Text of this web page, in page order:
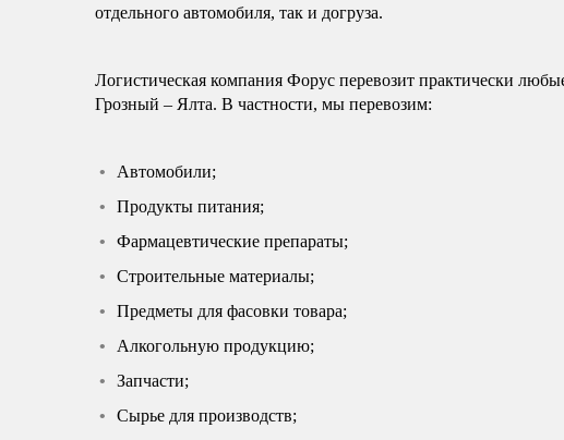
отдельного автомобиля, так и догруза.
Логистическая компания Форус перевозит практически
Грозный – Ялта. В частности, мы перевозим:
Автомобили;
Продукты питания;
Фармацевтические препараты;
Строительные материалы;
Предметы для фасовки товара;
Алкогольную продукцию;
Запчасти;
Сырье для производств;